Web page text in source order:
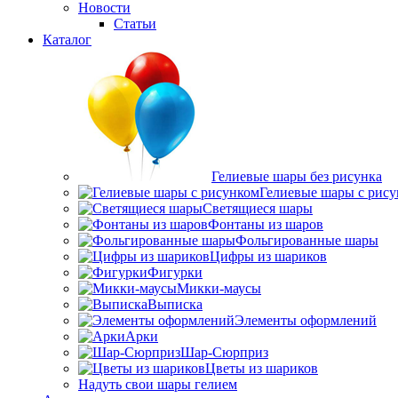
Новости
Статьи
Каталог
Гелиевые шары без рисунка
Гелиевые шары с
Светящиеся шары
Фонтаны из шаров
Фольгированные шары
Цифры из шариков
Фигурки
Микки-маусы
Выписка
Элементы оформлений
Арки
Шар-Сюрприз
Цветы из шариков
Надуть свои шары гелием